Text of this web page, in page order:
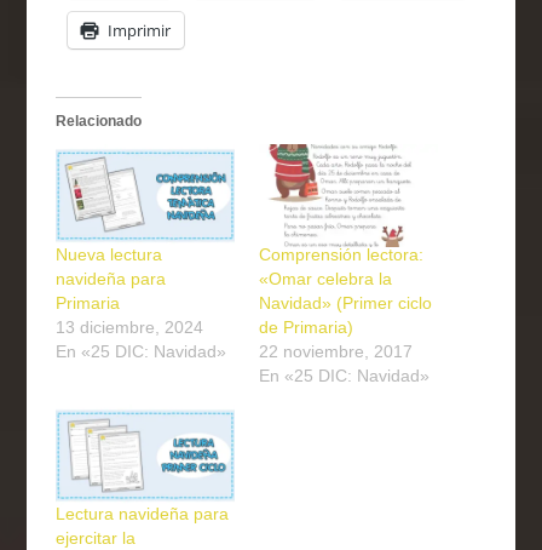
Imprimir
Relacionado
Nueva lectura
navideña para
Primaria
13 diciembre, 2024
En «25 DIC: Navidad»
Comprensión lectora:
«Omar celebra la
Navidad» (Primer ciclo
de Primaria)
22 noviembre, 2017
En «25 DIC: Navidad»
Lectura navideña para
ejercitar la